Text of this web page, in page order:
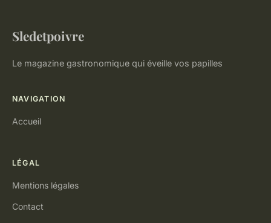
Sledetpoivre
Le magazine gastronomique qui éveille vos papilles
NAVIGATION
Accueil
LÉGAL
Mentions légales
Contact